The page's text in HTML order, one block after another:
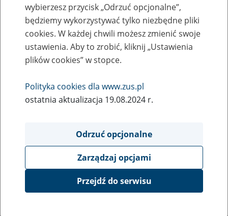
Zaproś ZUS do siebie - zakładanie profili
eZUS w siedzibie Twojej firmy
Rodzaj wydarzenia
Szkolenia
Obszar merytoryczny
obsługa klientów
Opis wydarzenia
Platforma Usług Elektronicznych ZUS eZUS
wybierzesz przycisk „Odrzuć opcjonalne”,
będziemy wykorzystywać tylko niezbędne pliki
cookies. W każdej chwili możesz zmienić swoje
ustawienia. Aby to zrobić, kliknij „Ustawienia
plików cookies” w stopce.
Polityka cookies dla www.zus.pl
ostatnia aktualizacja 19.08.2024 r.
Odrzuć opcjonalne
Zarządzaj opcjami
Przejdź do serwisu